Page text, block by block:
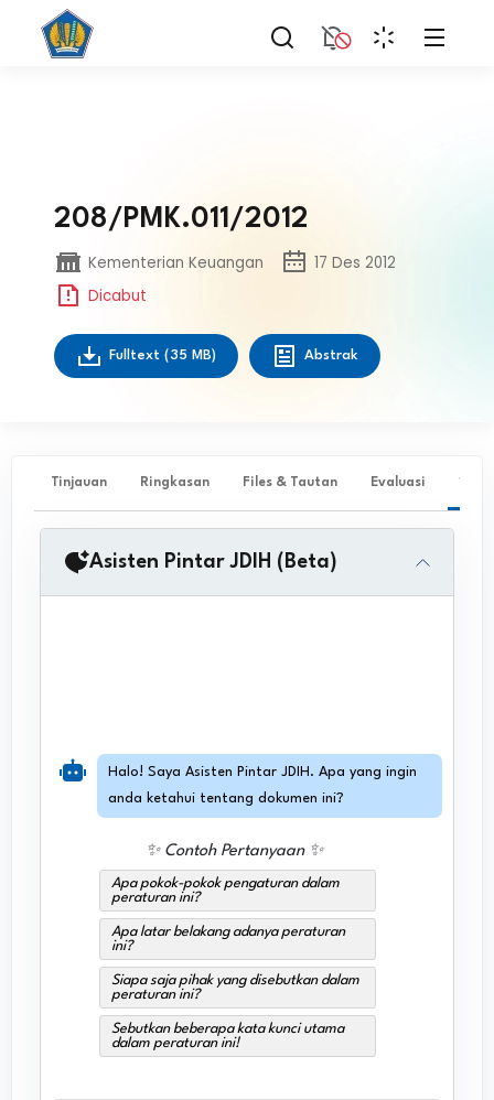
208/PMK.011/2012
Kementerian Keuangan
17 Des 2012
Dicabut
Fulltext (35 MB) Abstrak
Tinjauan Ringkasan Files & Tautan Evaluasi ✨
Asisten Pintar JDIH (Beta)
✨ Contoh Pertanyaan ✨
Apa pokok-pokok pengaturan dalam
peraturan ini?
Apa latar belakang adanya peraturan
ini?
Siapa saja pihak yang disebutkan dalam
peraturan ini?
Sebutkan beberapa kata kunci utama
dalam peraturan ini!
Halo! Saya Asisten Pintar JDIH. Apa yang ingin
anda ketahui tentang dokumen ini?